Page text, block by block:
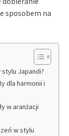
sposobem na
Japandi?
dla harmonii i
w aranżacji
w stylu